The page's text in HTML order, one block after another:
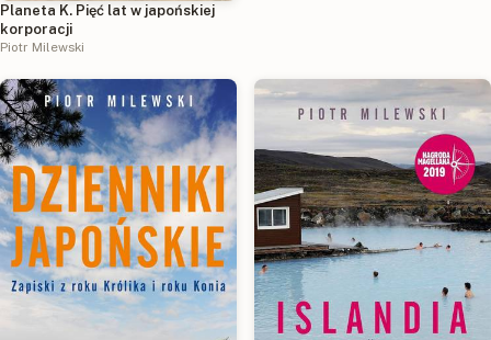
Planeta K. Pięć lat w japońskiej
korporacji
Piotr Milewski